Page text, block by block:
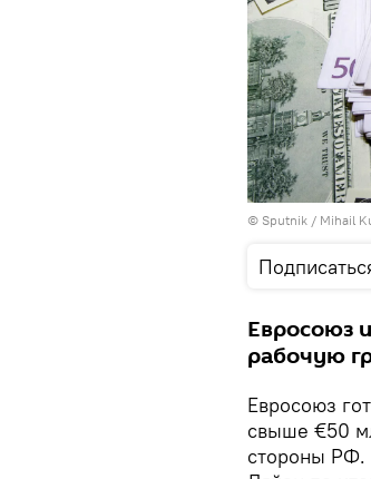
© Sputnik / Mihail
Евросоюз
рабочую
Евросоюз
свыше €50
стороны РФ.